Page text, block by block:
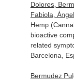
Dolores,
Fabiola,
Hemp
bioactive
related
Barcelona,
Bermudez